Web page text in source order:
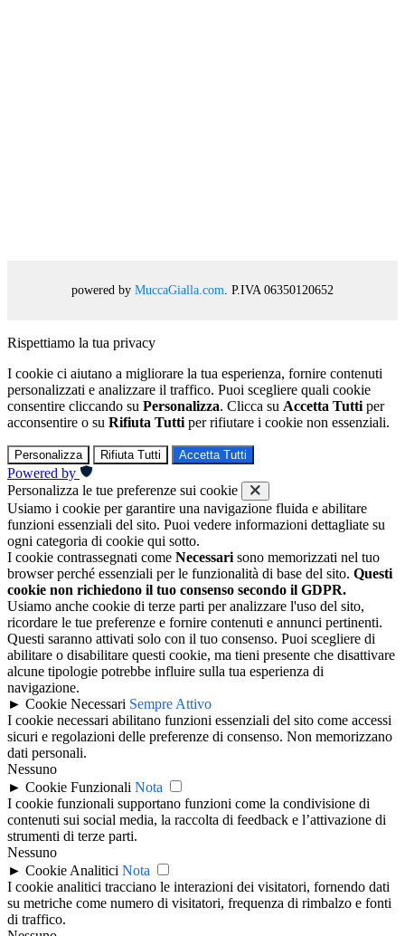
powered by MuccaGialla.com. P.IVA 06350120652
Rispettiamo la tua privacy
I cookie ci aiutano a migliorare la tua esperienza, fornire contenuti
personalizzati e analizzare il traffico. Puoi scegliere quali cookie
consentire cliccando su Personalizza. Clicca su Accetta Tutti per
acconsentire o su Rifiuta Tutti per rifiutare i cookie non essenziali.
Personalizza Rifiuta Tutti Accetta Tutti
Powered by
Personalizza le tue preferenze sui cookie
Usiamo i cookie per garantire una navigazione fluida e abilitare
funzioni essenziali del sito. Puoi vedere informazioni dettagliate su
ogni categoria di cookie qui sotto.
I cookie contrassegnati come Necessari sono memorizzati nel tuo
browser perché essenziali per le funzionalità di base del sito. Questi
cookie non richiedono il tuo consenso secondo il GDPR.
Usiamo anche cookie di terze parti per analizzare l'uso del sito,
ricordare le tue preferenze e fornire contenuti e annunci pertinenti.
Questi saranno attivati solo con il tuo consenso. Puoi scegliere di
abilitare o disabilitare questi cookie, ma tieni presente che disattivare
alcune tipologie potrebbe influire sulla tua esperienza di
navigazione.
► Cookie Necessari Sempre Attivo
I cookie necessari abilitano funzioni essenziali del sito come accessi
sicuri e regolazioni delle preferenze di consenso. Non memorizzano
dati personali.
Nessuno
► Cookie Funzionali Nota
I cookie funzionali supportano funzioni come la condivisione di
contenuti sui social media, la raccolta di feedback e l’attivazione di
strumenti di terze parti.
Nessuno
► Cookie Analitici Nota
I cookie analitici tracciano le interazioni dei visitatori, fornendo dati
su metriche come numero di visitatori, frequenza di rimbalzo e fonti
di traffico.